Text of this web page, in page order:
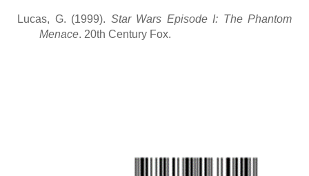
Lucas, G. (1999). Star Wars Episode I: The Phantom
Menace. 20th Century Fox.